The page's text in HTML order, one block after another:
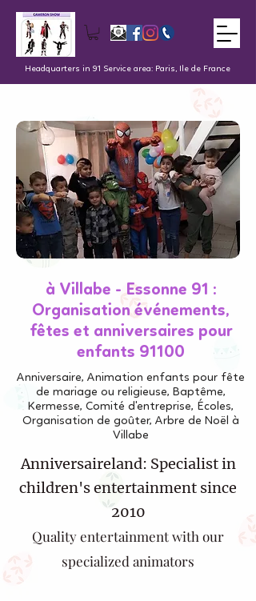
Headquarters in 91 Service area: Paris, Ile de France
à Villabe - Essonne 91 :
Organisation événements,
fêtes et anniversaires pour
enfants 91100
Anniversaire, Animation enfants pour fête
de mariage ou religieuse, Baptême,
Kermesse, Comité d'entreprise, Écoles,
Organisation de goûter, Arbre de Noël à
Villabe
Anniversaireland: Specialist in
children's entertainment since
2010
Quality entertainment with our
specialized animators